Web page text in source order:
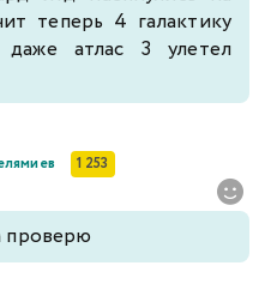
теперь 4 галактику
даже атлас 3 улетел
1 253
проверю